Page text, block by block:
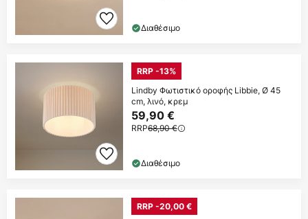
Διαθέσιμο
RRP -13%
Lindby Φωτιστικό οροφής Libbie, Ø 45
cm, λινό, κρεμ
59,90 €
RRP68,90 €
Διαθέσιμο
RRP -20,00 €